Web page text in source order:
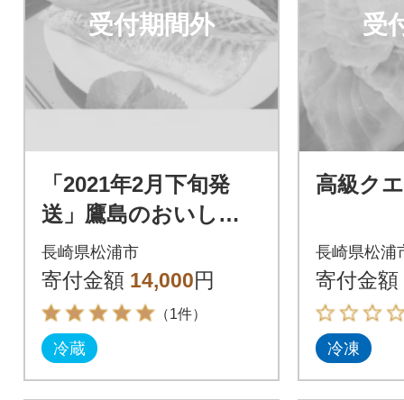
受付期間外
「2021年2月下旬発
送」鷹島のおいしか
タイ(約1.2kg)
長崎県松浦市
寄付金額 14,000円
（1件）
冷蔵
受
高級ク
長崎県松浦
寄付金額
冷凍